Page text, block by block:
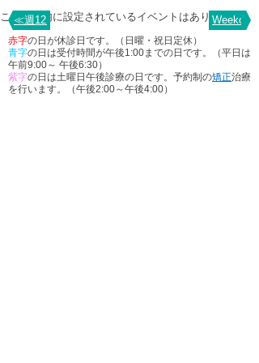
≪週12月8
この期間内に設定されているイベントはありません
赤字の日が休診日です。（日曜・祝日定休）
青字の日は受付時間が午後1:00までの日です。（平日は
午前9:00～ 午後6:30）
紫字の日は土曜日午後診療の日です。予約制の矯正治療
を行います。（午後2:00～午後4:00）